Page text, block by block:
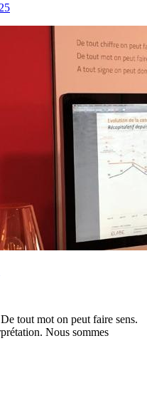
tout mot on peut faire sens.
Nous sommes